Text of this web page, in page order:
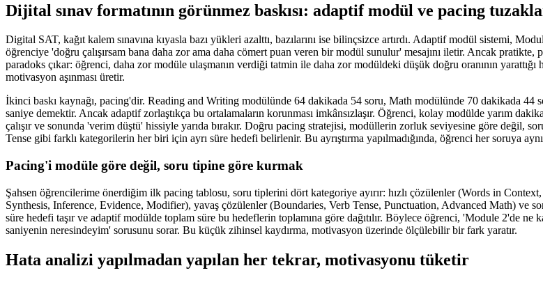
Dijital sınav formatının görünmez baskısı: adaptif modül ve pacing
Digital SAT, kağıt kalem sınavına kıyasla bazı yükleri azalttı, bazılarını ise bilinçsizce artırdı. Adaptif modül sistemi,
öğrenciye 'doğru çalışırsam bana daha zor ama daha cömert puan veren bir modül sunulur' mesajını iletir. Ancak
paradoks çıkar: öğrenci, daha zor modüle ulaşmanın verdiği tatmin ile daha zor modüldeki düşük doğru oranının yarattığı
motivasyon aşınması üretir.
İkinci baskı kaynağı, pacing'dir. Reading and Writing modülünde 64 dakikada 54 soru, Math modülünde 70 dakikada
saniye demektir. Ancak adaptif zorlaştıkça bu ortalamaların korunması imkânsızlaşır. Öğrenci, kolay modülde yarım
çalışır ve sonunda 'verim düştü' hissiyle yarıda bırakır. Doğru pacing stratejisi, modüllerin zorluk seviyesine göre değil,
Tense gibi farklı kategorilerin her biri için ayrı süre hedefi belirlenir. Bu ayrıştırma yapılmadığında, öğrenci her soruya
Pacing'i modüle göre değil, soru tipine göre kurmak
Şahsen öğrencilerime önerdiğim ilk pacing tablosu, soru tiplerini dört kategoriye ayırır: hızlı çözülenler (Words in
Synthesis, Inference, Evidence, Modifier), yavaş çözülenler (Boundaries, Verb Tense, Punctuation, Advanced Math) ve
süre hedefi taşır ve adaptif modülde toplam süre bu hedeflerin toplamına göre dağıtılır. Böylece öğrenci, 'Module 2'de
saniyenin neresindeyim' sorusunu sorar. Bu küçük zihinsel kaydırma, motivasyon üzerinde ölçülebilir bir fark yaratır.
Hata analizi yapılmadan yapılan her tekrar, motivasyonu tüketir